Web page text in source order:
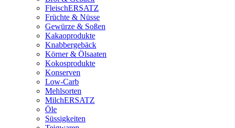
FleischERSATZ
Früchte & Nüsse
Gewürze & Soßen
Kakaoprodukte
Knabbergebäck
Körner & Ölsaaten
Kokosprodukte
Konserven
Low-Carb
Mehlsorten
MilchERSATZ
Öle
Süssigkeiten